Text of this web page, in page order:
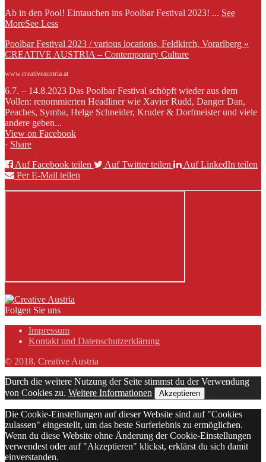
Ab in den Pool! Eintauchen ins Poolbar Festival 2023! ... See
MoreSee Less
Poolbar Festival 2023 / various locations, Feldkirch, Vorarlberg »
CREATIVE AUSTRIA – Contemporary Culture
www.creativeaustria.at
6.7. – 14.8.2023 Das Poolbar Festival schöpft wieder aus dem
Vollen: renommierten Headliner wie Xavier Rudd, Danger Dan,
Peaches, Symba, Helge Schneider, Kruder & Dorfmeister und viele
andere geben...
View on Facebook
· Share
Auf Facebook teilen
Auf Twitter teilen
Auf LinkedIn teilen
Per E-Mail teilen
Folgen Sie uns
Impressum
Kontakt und Datenschutzerklärung
© 2018, Creative Austria
Durch die weitere Nutzung der Seite stimmst du der Verwendung
von Cookies zu. Weitere Informationen Akzeptieren
Die Cookie-Einstellungen auf dieser Website sind auf "Cookies
zulassen" eingestellt, um das beste Surferlebnis zu ermöglichen.
Wenn du diese Website ohne Änderung der Cookie-Einstellungen
verwendest oder auf "Akzeptieren" klickst, erklärst du sich damit
einverstanden.